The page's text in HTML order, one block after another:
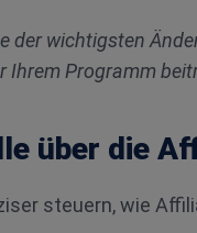
der wichtigsten
Ihrem Programm
über die
steuern, wie